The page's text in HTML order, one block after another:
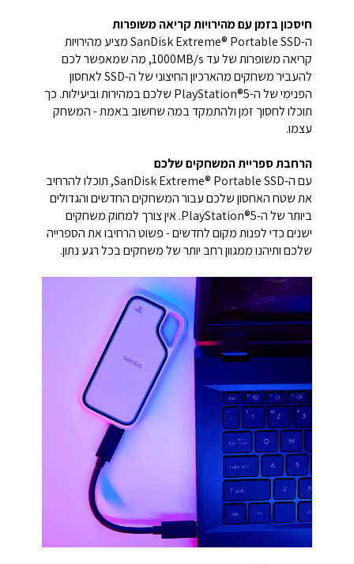
חיסכון בזמן עם מהירויות קריאה משופרות
ה-SanDisk Extreme® Portable SSD מציע מהירויות
קריאה משופרות של עד 1000MB/s, מה שמאפשר לכם
להעביר משחקים מהארכיון החיצוני של ה-SSD לאחסון
הפנימי של ה-PlayStation®5 שלכם במהירות וביעילות. כך
תוכלו לחסוך זמן ולהתמקד במה שחשוב באמת - המשחק
עצמו.
הרחבת ספריית המשחקים שלכם
עם ה-SanDisk Extreme® Portable SSD, תוכלו להרחיב
את שטח האחסון שלכם עבור המשחקים החדשים והגדולים
ביותר של ה-PlayStation®5. אין צורך למחוק משחקים
ישנים כדי לפנות מקום לחדשים - פשוט הרחיבו את הספרייה
שלכם ותיהנו ממגוון רחב יותר של משחקים בכל רגע נתון.